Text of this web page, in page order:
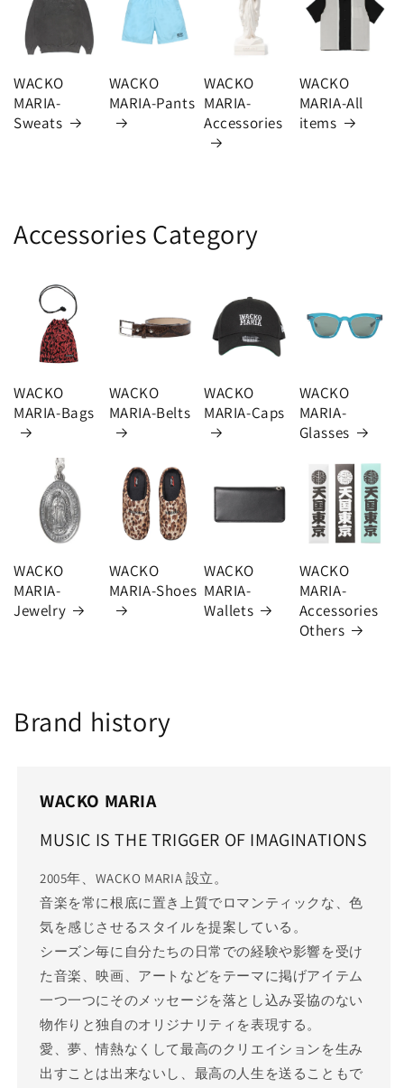
WACKO
MARIA-
Sweats
WACKO
MARIA-Pants
WACKO
MARIA-
Accessories
WACKO
MARIA-All
items
Accessories Category
WACKO
MARIA-Bags
WACKO
MARIA-Belts
WACKO
MARIA-Caps
WACKO
MARIA-
Glasses
WACKO
MARIA-
Jewelry
WACKO
MARIA-Shoes
WACKO
MARIA-
Wallets
WACKO
MARIA-
Accessories
Others
Brand history
WACKO MARIA
MUSIC IS THE TRIGGER OF IMAGINATIONS
2005年、WACKO MARIA 設立。
音楽を常に根底に置き上質でロマンティックな、色
気を感じさせるスタイルを提案している。
シーズン毎に自分たちの日常での経験や影響を受け
た音楽、映画、アートなどをテーマに掲げアイテム
一つ一つにそのメッセージを落とし込み妥協のない
物作りと独自のオリジナリティを表現する。
愛、夢、情熱なくして最高のクリエイションを生み
出すことは出来ないし、最高の人生を送ることもで